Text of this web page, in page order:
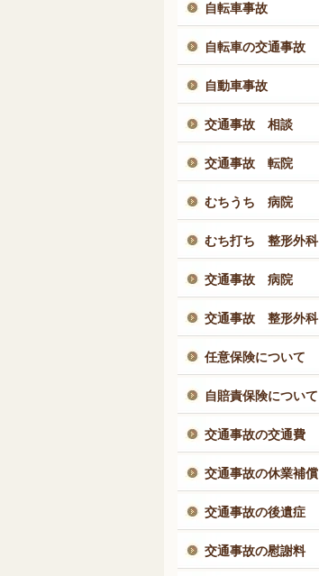
自転車事故
自転車の交通事故
自動車事故
交通事故 相談
交通事故 転院
むちうち 病院
むち打ち 整形外科
交通事故 病院
交通事故 整形外科
任意保険について
自賠責保険について
交通事故の交通費
交通事故の休業補償
交通事故の後遺症
交通事故の慰謝料